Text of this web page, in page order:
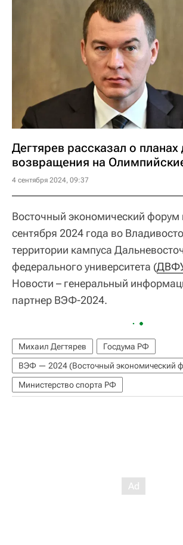
Дегтярев рассказал о планах
возвращения на
4 сентября 2024, 09:37
Восточный экономический форум
сентября 2024 года во
территории кампуса
федерального университета (
Новости – генеральный
партнер ВЭФ-2024.
Михаил Дегтярев
Госдума РФ
ВЭФ — 2024 (Восточный экономический
Министерство спорта РФ